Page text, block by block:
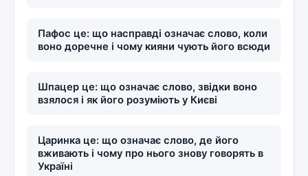
Пафос це: що насправді означає слово, коли
воно доречне і чому кияни чують його всюди
Шпацер це: що означає слово, звідки воно
взялося і як його розуміють у Києві
Царинка це: що означає слово, де його
вживають і чому про нього знову говорять в
Україні